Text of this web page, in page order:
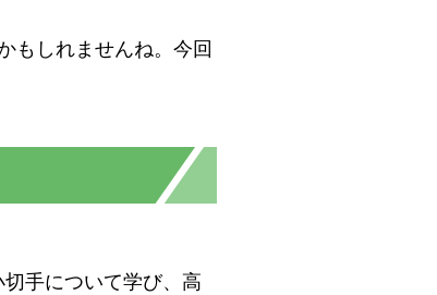
もしれませんね。今回
手について学び、高